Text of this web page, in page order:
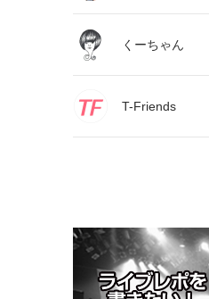
くーちゃん
T-Friends